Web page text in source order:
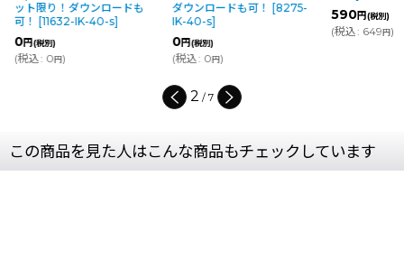
ット限り！ダウンロードも
可！ [11632-IK-40-s]
0円(税別)
(税込: 0円)
ダウンロードも可！ [8275-
IK-40-s]
0円(税別)
(税込: 0円)
590円(税別)
(税込: 649円)
2 / 7
この商品を見た人はこんな商品もチェックしています